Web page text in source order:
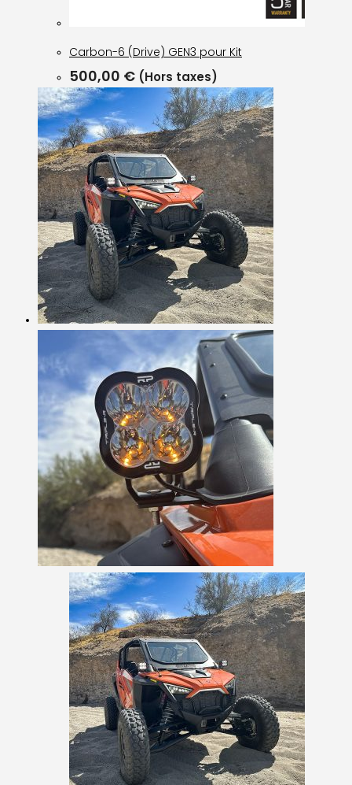
Carbon-6 (Drive) GEN3 pour Kit
500,00 € (Hors taxes)